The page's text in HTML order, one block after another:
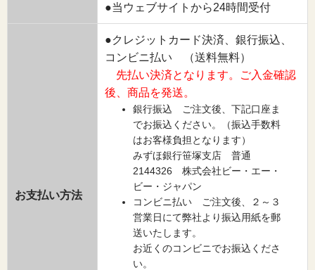
●当ウェブサイトから24時間受付
お支払い方法
●クレジットカード決済、銀行振込、
コンビニ払い （送料無料）
先払い決済となります。ご入金確認
後、商品を発送。
銀行振込 ご注文後、下記口座ま
でお振込ください。（振込手数料
はお客様負担となります）
みずほ銀行笹塚支店 普通
2144326 株式会社ビー・エー・
ビー・ジャパン
コンビニ払い ご注文後、２～３
営業日にて弊社より振込用紙を郵
送いたします。
お近くのコンビニでお振込くださ
い。